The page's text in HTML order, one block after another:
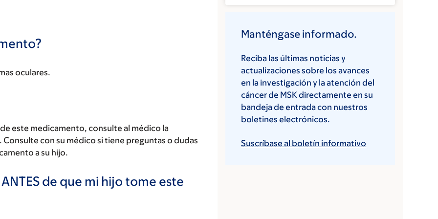
oculares.
este medicamento, consulte al médico la
con su médico si tiene preguntas o dudas
a su hijo.
de que mi hijo tome este
Manténgase informado.
Reciba las últimas noticias y
actualizaciones sobre los avances
en la investigación y la atención del
cáncer de MSK directamente en su
bandeja de entrada con nuestros
boletines electrónicos.
Suscríbase al boletín informativo